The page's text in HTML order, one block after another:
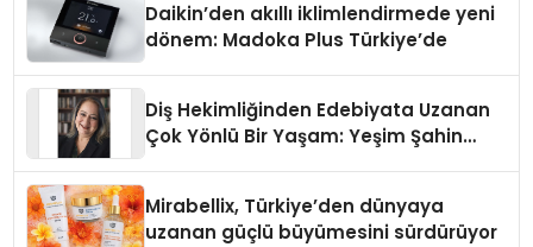
Daikin’den akıllı iklimlendirmede yeni
dönem: Madoka Plus Türkiye’de
Diş Hekimliğinden Edebiyata Uzanan
Çok Yönlü Bir Yaşam: Yeşim Şahin
Mirabellix, Türkiye’den dünyaya
uzanan güçlü büyümesini sürdürüyor